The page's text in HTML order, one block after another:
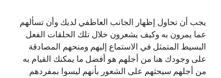
يجب أن تحاول إظهار الجانب العاطفي لديك وأن تسألهم
عما يمرون به وكيف يشعرون خلال تلك الحلقات الفعل
البسيط المتمثل في الاستماع إليهم ومنحهم المصادقة
على وجودك هنا من أجلهم هو أفضل ما يمكنك القيام به
من أجلهم سيحثهم على الشعور بأنهم ليسوا بمفردهم